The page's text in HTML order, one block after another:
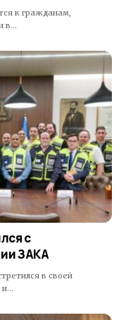
к гражданам,
в…
с
ЗАКА
в своей
и…